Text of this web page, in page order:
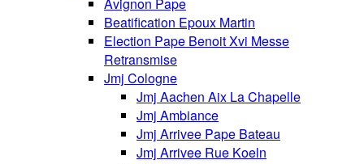
Avignon Pape
Beatification Epoux Martin
Election Pape Benoit Xvi Messe
Retransmise
Jmj Cologne
Jmj Aachen Aix La Chapelle
Jmj Ambiance
Jmj Arrivee Pape Bateau
Jmj Arrivee Rue Koeln